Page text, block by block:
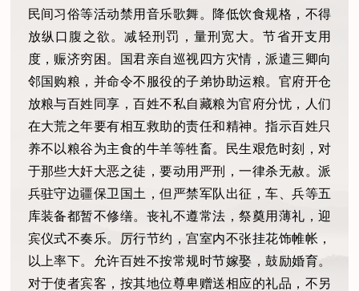
民间习俗等活动禁用音乐歌舞。降低饮食规格，不得
放纵口腹之欲。减轻刑罚，量刑宽大。节省开支用
度，赈济穷困。国君亲自巡视四方灾情，派遣三卿向
邻国购粮，并命令不服役的子弟协助运粮。官府开仓
放粮与百姓同享，百姓不私自藏粮为官府分忧，人们
在大荒之年要有相互救助的责任和精神。指示百姓只
养不以粮谷为主食的牛羊等牲畜。民生艰危时刻，对
于那些大奸大恶之徒，要动用严刑，一律杀无赦。派
兵驻守边疆保卫国土，但严禁军队出征，车、兵等五
库装备都暂不修缮。丧礼不遵常法，祭奠用薄礼，迎
宾仪式不奏乐。厉行节约，宫室内不张挂花饰帷帐，
以上率下。允许百姓不按常规时节嫁娶，鼓励婚育。
对于使者宾客，按其地位尊卑赠送相应的礼品，不另